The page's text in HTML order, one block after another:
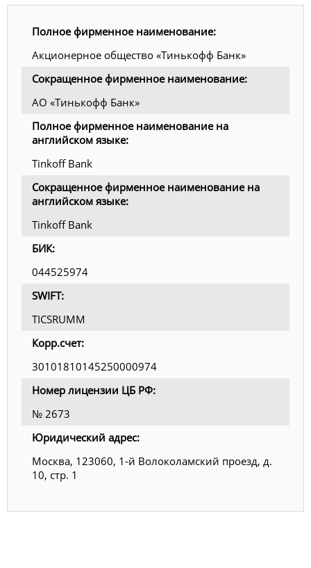
Полное фирменное наименование:
Акционерное общество «Тинькофф Банк»
Сокращенное фирменное наименование:
АО «Тинькофф Банк»
Полное фирменное наименование на
английском языке:
Tinkoff Bank
Сокращенное фирменное наименование на
английском языке:
Tinkoff Bank
БИК:
044525974
SWIFT:
TICSRUMM
Корр.счет:
30101810145250000974
Номер лицензии ЦБ РФ:
№ 2673
Юридический адрес:
Москва, 123060, 1-й Волоколамский проезд, д.
10, стр. 1